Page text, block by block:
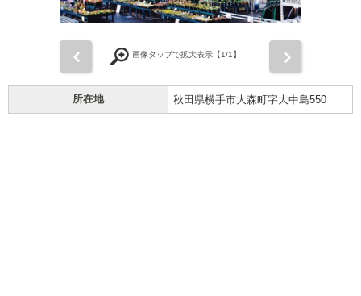
画像タップで拡大表示【1/1】
所在地 秋田県横手市大森町字大中島550